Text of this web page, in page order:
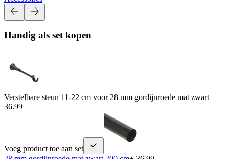
Handig als set kopen
Verstelbare steun 11-22 cm voor 28 mm gordijnroede mat zwart
36.99
Voeg product toe aan set